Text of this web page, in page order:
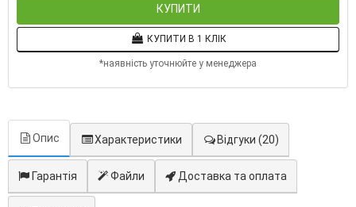
КУПИТИ
КУПИТИ В 1 КЛІК
*наявність уточнюйте у менеджера
Опис Характеристики Відгуки (20)
Гарантія Файли Доставка та оплата